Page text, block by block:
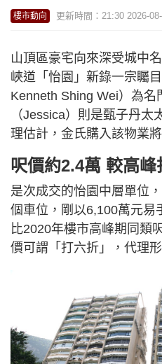
樓市動向 更新時間：21:30 2026-
山頂區豪宅向來深受城中
峽道「怡園」新錄一宗矚
Kenneth Shing Wei）為名
（Jessica）則是甄子丹
理估計，金氏購入該物業
呎價約2.4萬 較高峰
是次成交的怡園中層單位
個車位，剛以6,100萬元易
比2020年樓市高峰期同類
價可謂「打六折」，代理